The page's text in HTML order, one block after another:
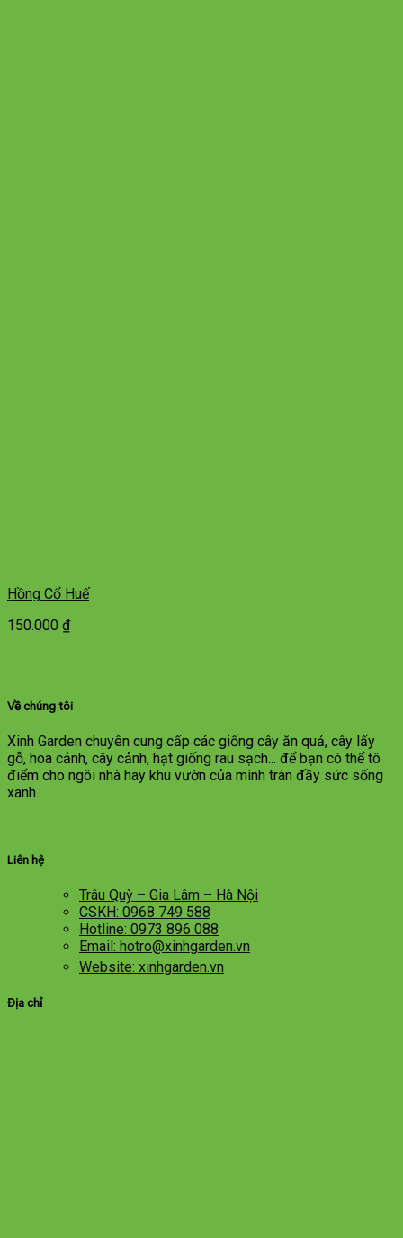
Hồng Cổ Huế
150.000 ₫
Về chúng tôi
Xinh Garden chuyên cung cấp các giống cây ăn quả, cây lấy
gỗ, hoa cảnh, cây cảnh, hạt giống rau sạch... để bạn có thể tô
điểm cho ngôi nhà hay khu vườn của mình tràn đầy sức sống
xanh.
Liên hệ
Trâu Quỳ – Gia Lâm – Hà Nội
CSKH: 0968 749 588
Hotline: 0973 896 088
Email: hotro@xinhgarden.vn
Website: xinhgarden.vn
Địa chỉ